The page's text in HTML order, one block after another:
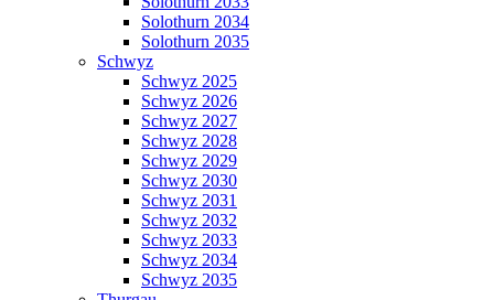
Solothurn 2034
Solothurn 2035
Schwyz
Schwyz 2025
Schwyz 2026
Schwyz 2027
Schwyz 2028
Schwyz 2029
Schwyz 2030
Schwyz 2031
Schwyz 2032
Schwyz 2033
Schwyz 2034
Schwyz 2035